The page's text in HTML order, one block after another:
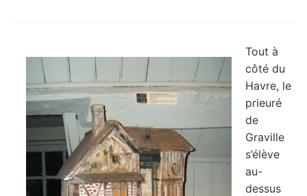
Tout à
côté du
Havre, le
prieuré
de
Graville
s’élève
au-
dessus